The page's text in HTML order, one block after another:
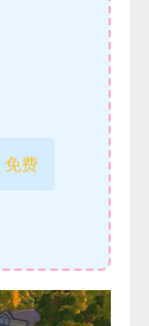
免费